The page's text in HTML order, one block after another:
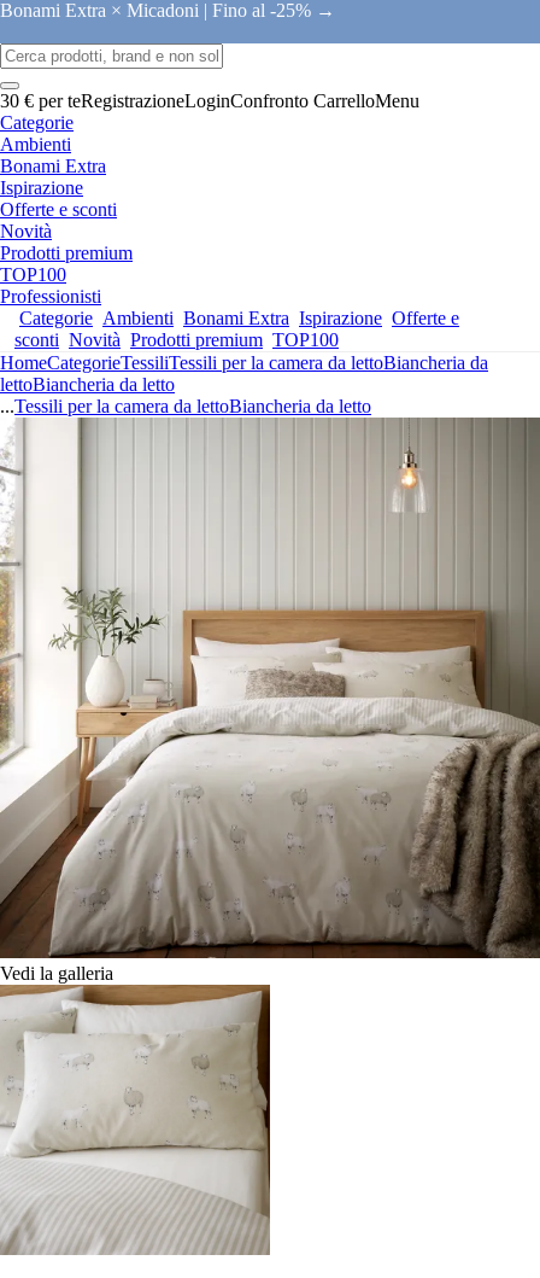
Bonami Extra × Micadoni | Fino al -25% →
30 € per teRegistrazioneLoginConfronto CarrelloMenu
Categorie
Ambienti
Bonami Extra
Ispirazione
Offerte e sconti
Novità
Prodotti premium
TOP100
Professionisti
Categorie Ambienti Bonami Extra Ispirazione Offerte e
sconti Novità Prodotti premium TOP100
HomeCategorieTessiliTessili per la camera da lettoBiancheria da
lettoBiancheria da letto
...Tessili per la camera da lettoBiancheria da letto
Vedi la galleria